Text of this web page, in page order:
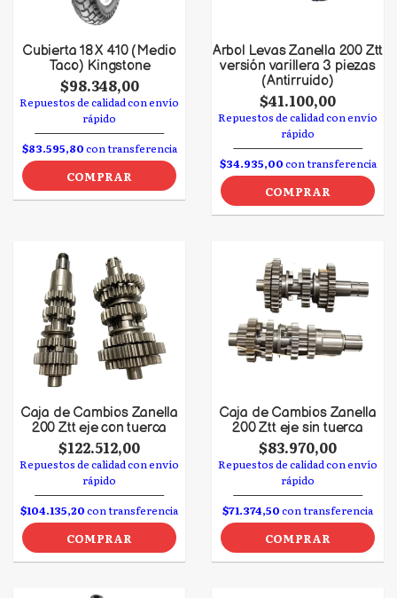
Cubierta 18 X 410 (Medio
Taco) Kingstone
$98.348,00
Repuestos de calidad con envío
rápido
$83.595,80con transferencia
COMPRAR
Arbol Levas Zanella 200 Ztt
versión varillera 3 piezas
(Antirruido)
$41.100,00
Repuestos de calidad con envío
rápido
$34.935,00con transferencia
COMPRAR
Caja de Cambios Zanella
200 Ztt eje con tuerca
$122.512,00
Repuestos de calidad con envío
rápido
$104.135,20con transferencia
COMPRAR
Caja de Cambios Zanella
200 Ztt eje sin tuerca
$83.970,00
Repuestos de calidad con envío
rápido
$71.374,50con transferencia
COMPRAR